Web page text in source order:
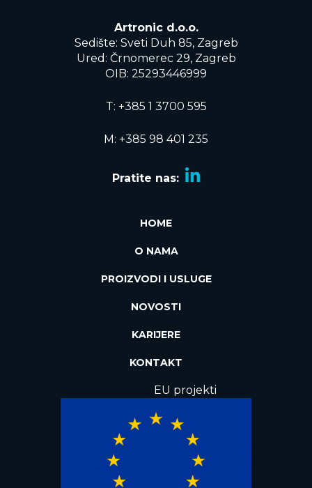
Artronic d.o.o.
Sedište: Sveti Duh 85, Zagreb
Ured: Črnomerec 29, Zagreb
OIB: 25293446999
T: +385 1 3700 595
M: +385 98 401 235
Pratite nas:
HOME
O NAMA
PROIZVODI I USLUGE
NOVOSTI
KARIJERE
KONTAKT
EU projekti